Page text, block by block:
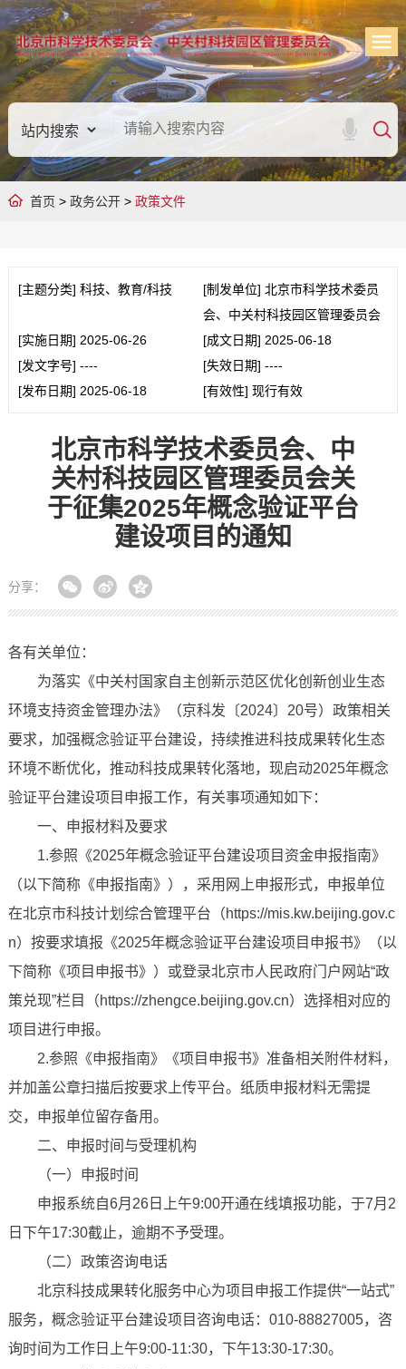
首页 > 政务公开> 政策文件
[主题分类] 科技、教育/科技 [制发单位] 北京市科学技术委员
会、中关村科技园区管理委员会
[实施日期] 2025-06-26 [成文日期] 2025-06-18
[发文字号] ---- [失效日期] ----
[发布日期] 2025-06-18 [有效性] 现行有效
北京市科学技术委员会、中
关村科技园区管理委员会关
于征集2025年概念验证平台
建设项目的通知
分享：
各有关单位：
为落实《中关村国家自主创新示范区优化创新创业生态
环境支持资金管理办法》（京科发〔2024〕20号）政策相关
要求，加强概念验证平台建设，持续推进科技成果转化生态
环境不断优化，推动科技成果转化落地，现启动2025年概念
验证平台建设项目申报工作，有关事项通知如下：
一、申报材料及要求
1.参照《2025年概念验证平台建设项目资金申报指南》
（以下简称《申报指南》），采用网上申报形式，申报单位
在北京市科技计划综合管理平台（https://mis.kw.beijing.gov.c
n）按要求填报《2025年概念验证平台建设项目申报书》（以
下简称《项目申报书》）或登录北京市人民政府门户网站“政
策兑现”栏目（https://zhengce.beijing.gov.cn）选择相对应的
项目进行申报。
2.参照《申报指南》《项目申报书》准备相关附件材料，
并加盖公章扫描后按要求上传平台。纸质申报材料无需提
交，申报单位留存备用。
二、申报时间与受理机构
（一）申报时间
申报系统自6月26日上午9:00开通在线填报功能，于7月2
日下午17:30截止，逾期不予受理。
（二）政策咨询电话
北京科技成果转化服务中心为项目申报工作提供“一站式”
服务，概念验证平台建设项目咨询电话：010-88827005，咨
询时间为工作日上午9:00-11:30，下午13:30-17:30。